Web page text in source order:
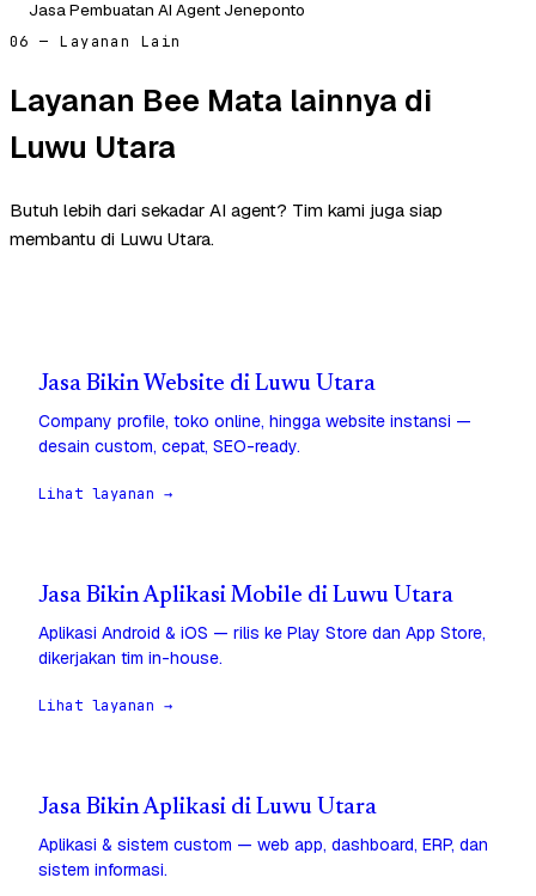
Jasa Pembuatan AI Agent Jeneponto
06 — Layanan Lain
Layanan Bee Mata lainnya di
Luwu Utara
Butuh lebih dari sekadar AI agent? Tim kami juga siap
membantu di Luwu Utara.
Jasa Bikin Website di Luwu Utara
Company profile, toko online, hingga website instansi —
desain custom, cepat, SEO-ready.
Lihat layanan →
Jasa Bikin Aplikasi Mobile di Luwu Utara
Aplikasi Android & iOS — rilis ke Play Store dan App Store,
dikerjakan tim in-house.
Lihat layanan →
Jasa Bikin Aplikasi di Luwu Utara
Aplikasi & sistem custom — web app, dashboard, ERP, dan
sistem informasi.